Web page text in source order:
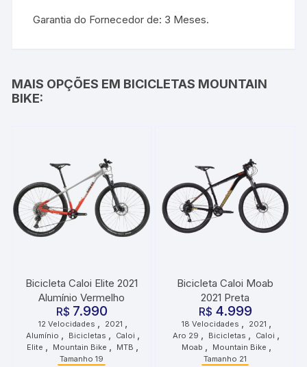
Garantia do Fornecedor de: 3 Meses.
MAIS OPÇÕES EM BICICLETAS MOUNTAIN
BIKE:
Bicicleta Caloi Elite 2021
Alumínio Vermelho
R$ 7.990
12 Velocidades 2021
Alumínio Bicicletas Caloi
Elite Mountain Bike MTB
Tamanho 19
Bicicleta Caloi Moab
2021 Preta
R$ 4.999
18 Velocidades 2021
Aro 29 Bicicletas Caloi
Moab Mountain Bike
Tamanho 21